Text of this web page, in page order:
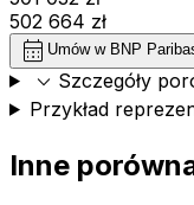
502 664 zł
calendar_month Umów w BNP
expand_more Szczegóły
Przykład
Inne